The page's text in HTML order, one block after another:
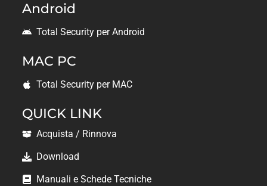
Android
Total Security per Android
MAC PC
Total Security per MAC
QUICK LINK
Acquista / Rinnova
Download
Manuali e Schede Tecniche